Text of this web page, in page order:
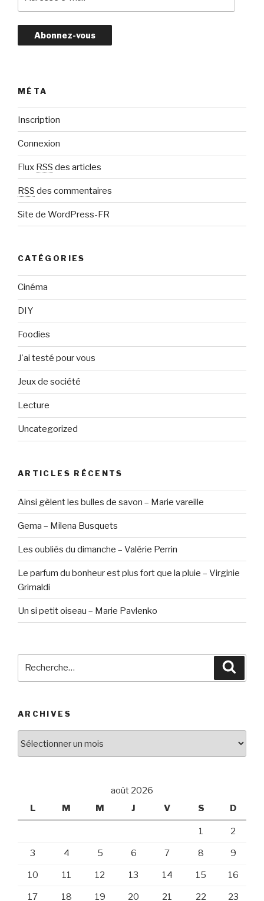
s
e
m
a
i
l
MÉTA
Inscription
Connexion
Flux RSS des articles
RSS des commentaires
Site de WordPress-FR
CATÉGORIES
Cinéma
DIY
Foodies
J'ai testé pour vous
Jeux de société
Lecture
Uncategorized
ARTICLES RÉCENTS
Ainsi gèlent les bulles de savon – Marie vareille
Gema – Milena Busquets
Les oubliés du dimanche – Valérie Perrin
Le parfum du bonheur est plus fort que la pluie – Virginie
Grimaldi
Un si petit oiseau – Marie Pavlenko
ARCHIVES
août 2026
L
M M J V S D
1 2
3 4 5 6 7 8 9
10 11 12 13 14 15 16
17 18 19 20 21 22 23